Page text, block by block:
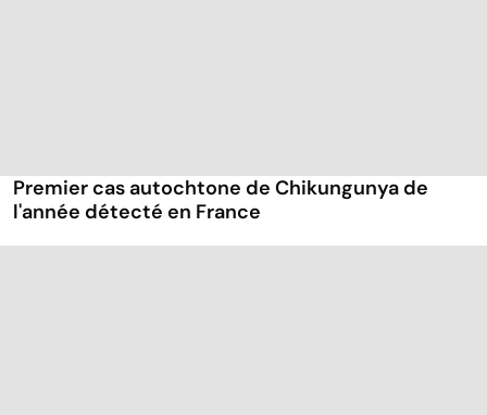
Premier cas autochtone de Chikungunya de
l'année détecté en France